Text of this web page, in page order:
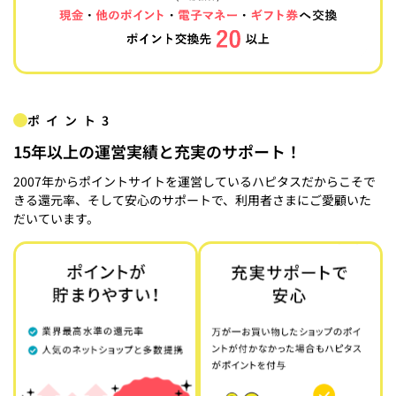
ポイント3
15年以上の運営実績と充実のサポート！
2007年からポイントサイトを運営しているハピタスだからこそで
きる還元率、そして安心のサポートで、利用者さまにご愛顧いた
だいています。